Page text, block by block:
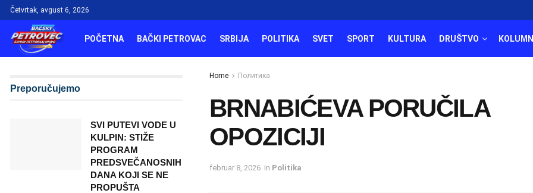
Četvrtak, avgust 6, 2026
POČETNA BAČKI PETROVAC SRBIJA POLITIKA SVET SPORT KULTURA DRUŠTVO
Home Политика
BRNABIĆEVA PORUČILA
OPOZICIJI
februar 8, 2026 in Politika
Preporučujemo
SVI PUTEVI VODE U
KULPIN: STIŽE
PROGRAM
PREDSVEČANOSNIH
DANA KOJI SE NE
PROPUŠTA